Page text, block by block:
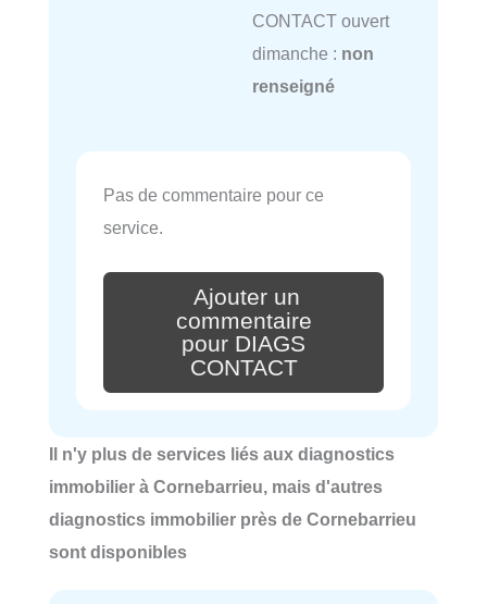
CONTACT ouvert
dimanche : non
renseigné
Pas de commentaire pour ce
service.
Ajouter un
commentaire
pour DIAGS
CONTACT
Il n'y plus de services liés aux diagnostics
immobilier à Cornebarrieu, mais d'autres
diagnostics immobilier près de Cornebarrieu
sont disponibles